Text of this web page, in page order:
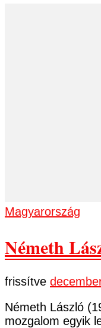
Magyarország
Németh
frissítve
Németh László
mozgalom egyik